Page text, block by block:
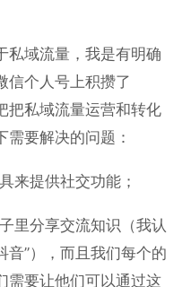
私域流量，我是有明确
信个人号上积攒了
把私域流量运营和转化
要解决的问题：
来提供社交功能；
里分享交流知识（我认
音”），而且我们每个的
需要让他们可以通过这